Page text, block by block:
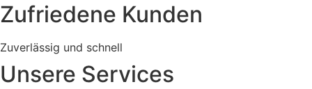
Zufriedene Kunden
Zuverlässig und schnell
Unsere Services